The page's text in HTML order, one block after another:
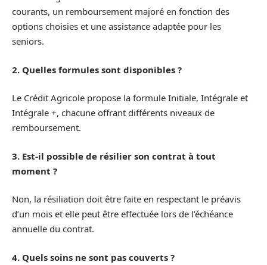
courants, un remboursement majoré en fonction des
options choisies et une assistance adaptée pour les
seniors.
2. Quelles formules sont disponibles ?
Le Crédit Agricole propose la formule Initiale, Intégrale et
Intégrale +, chacune offrant différents niveaux de
remboursement.
3. Est-il possible de résilier son contrat à tout
moment ?
Non, la résiliation doit être faite en respectant le préavis
d’un mois et elle peut être effectuée lors de l’échéance
annuelle du contrat.
4. Quels soins ne sont pas couverts ?